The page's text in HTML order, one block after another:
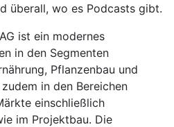
überall, wo es Podcasts gibt.
ist ein modernes
in den Segmenten
Pflanzenbau und
in den Bereichen
einschließlich
im Projektbau. Die